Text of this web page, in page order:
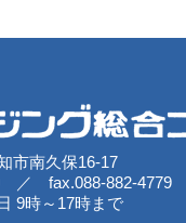
市南久保16-17
／ fax.088-882-4779
9時～17時まで